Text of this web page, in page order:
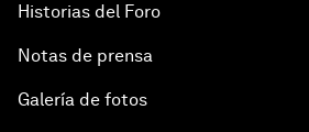
Historias del Foro
Notas de prensa
Galería de fotos